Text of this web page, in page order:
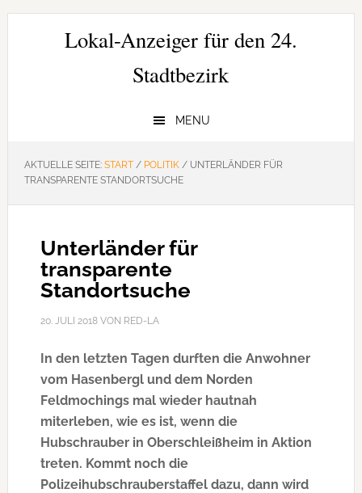
Zur
Hauptnavigation
Zum
Zur
SeitenspalteLokal-Anzeiger für den 24.
Stadtbezirk
MENU
AKTUELLE SEITE: START / POLITIK /UNTERLÄNDER FÜR
TRANSPARENTE STANDORTSUCHE
Unterländer für
transparente
Standortsuche
20. JULI 2018VON RED-LA
In den letzten Tagen durften die Anwohner
vom Hasenbergl und dem Norden
Feldmochings mal wieder hautnah
miterleben, wie es ist, wenn die
Hubschrauber in Oberschleißheim in Aktion
treten. Kommt noch die
Polizeihubschrauberstaffel dazu, dann wird